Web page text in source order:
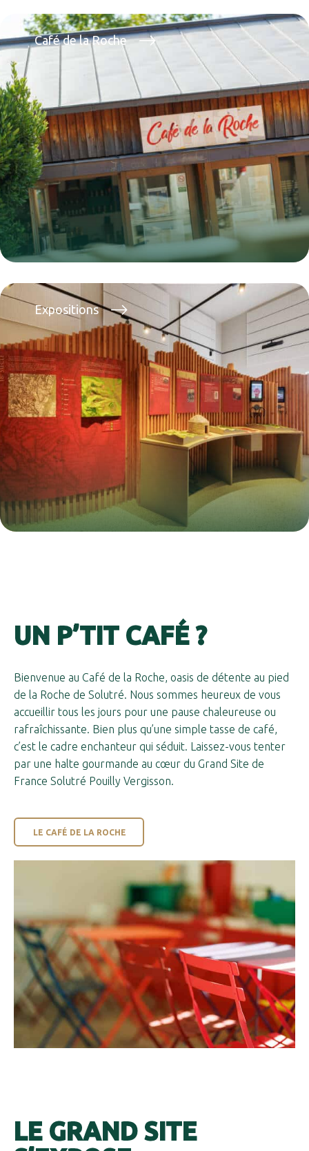
Café de la Roche
Expositions
UN P’TIT CAFÉ ?
Bienvenue au Café de la Roche, oasis de détente au pied
de la Roche de Solutré. Nous sommes heureux de vous
accueillir tous les jours pour une pause chaleureuse ou
rafraîchissante. Bien plus qu’une simple tasse de café,
c’est le cadre enchanteur qui séduit. Laissez-vous tenter
par une halte gourmande au cœur du Grand Site de
France Solutré Pouilly Vergisson.
LE CAFÉ DE LA ROCHE
LE GRAND SITE